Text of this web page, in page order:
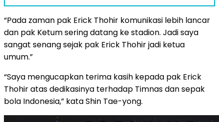
“Pada zaman pak Erick Thohir komunikasi lebih lancar
dan pak Ketum sering datang ke stadion. Jadi saya
sangat senang sejak pak Erick Thohir jadi ketua
umum.”
“Saya mengucapkan terima kasih kepada pak Erick
Thohir atas dedikasinya terhadap Timnas dan sepak
bola Indonesia,” kata Shin Tae-yong.